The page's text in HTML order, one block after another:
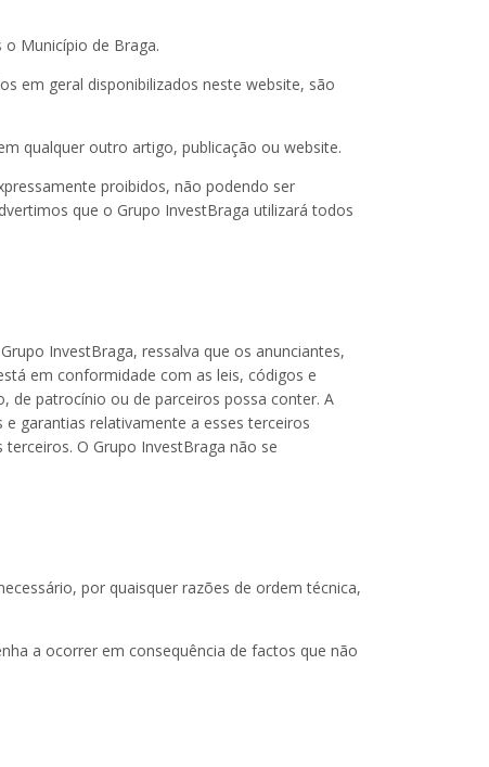
Município de Braga.
em geral disponibilizados neste website, são
qualquer outro artigo, publicação ou website.
proibidos, não podendo ser
que o Grupo InvestBraga utilizará todos
InvestBraga, ressalva que os anunciantes,
em conformidade com as leis, códigos e
de patrocínio ou de parceiros possa conter. A
garantias relativamente a esses terceiros
O Grupo InvestBraga não se
por quaisquer razões de ordem técnica,
a ocorrer em consequência de factos que não